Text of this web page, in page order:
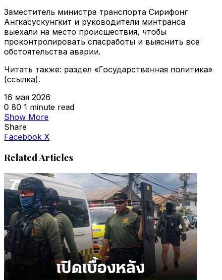
Заместитель министра транспорта Сирифонг
Ангкасускунгкит и руководители минтранса
выехали на место происшествия, чтобы
проконтролировать спасработы и выяснить все
обстоятельства аварии.
Читать также: раздел «Государственная политика»
(ссылка).
16 мая 2026
0 80 1 minute read
Show More
Share
Facebook X
Related Articles